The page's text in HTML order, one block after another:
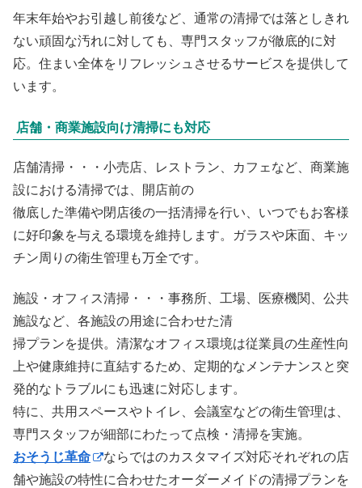
年末年始やお引越し前後など、通常の清掃では落としきれ
ない頑固な汚れに対しても、専門スタッフが徹底的に対
応。住まい全体をリフレッシュさせるサービスを提供して
います。
店舗・商業施設向け清掃にも対応
店舗清掃・・・小売店、レストラン、カフェなど、商業施
設における清掃では、開店前の
徹底した準備や閉店後の一括清掃を行い、いつでもお客様
に好印象を与える環境を維持します。ガラスや床面、キッ
チン周りの衛生管理も万全です。
施設・オフィス清掃・・・事務所、工場、医療機関、公共
施設など、各施設の用途に合わせた清
掃プランを提供。清潔なオフィス環境は従業員の生産性向
上や健康維持に直結するため、定期的なメンテナンスと突
発的なトラブルにも迅速に対応します。
特に、共用スペースやトイレ、会議室などの衛生管理は、
専門スタッフが細部にわたって点検・清掃を実施。
おそうじ革命
ならではのカスタマイズ対応それぞれの店
舗や施設の特性に合わせたオーダーメイドの清掃プランを